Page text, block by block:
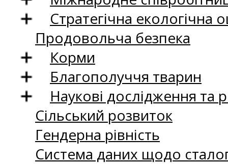
Стратегічна екологічна
Продовольча безпека
Корми
Благополуччя тварин
Наукові дослідження та
Сільський розвиток
Гендерна рівність
Система даних щодо